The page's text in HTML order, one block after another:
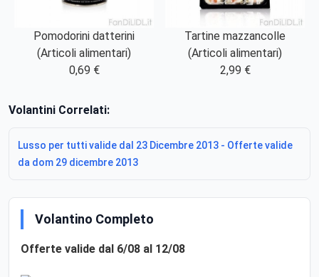
Pomodorini datterini
(Articoli alimentari)
0,69 €
Tartine mazzancolle
(Articoli alimentari)
2,99 €
Volantini Correlati:
Lusso per tutti valide dal 23 Dicembre 2013 - Offerte valide
da dom 29 dicembre 2013
Volantino Completo
Offerte valide dal 6/08 al 12/08